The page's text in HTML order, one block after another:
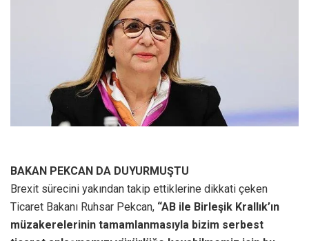
BAKAN PEKCAN DA DUYURMUŞTU
Brexit sürecini yakından takip ettiklerine dikkati çeken
Ticaret Bakanı Ruhsar Pekcan, “AB ile Birleşik Krallık’ın
müzakerelerinin tamamlanmasıyla bizim serbest